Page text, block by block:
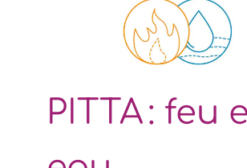
PITTA : feu